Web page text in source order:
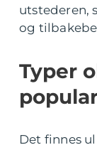
utstederen,
og
Typer
Det finnes